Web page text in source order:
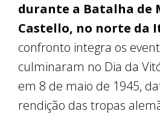
durante a Batalha de
Castello, no norte da
confronto integra os
culminaram no Dia da
em 8 de maio de 1945,
rendição das tropas